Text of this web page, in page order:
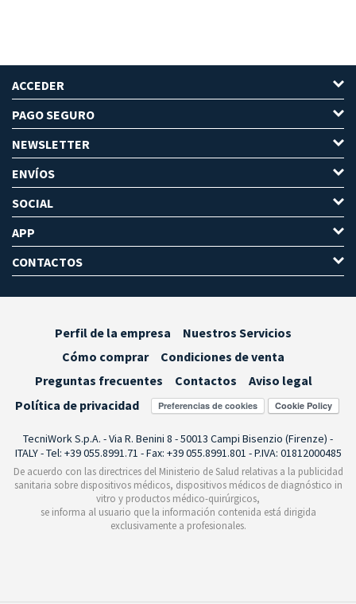
ACCEDER
PAGO SEGURO
NEWSLETTER
ENVÍOS
SOCIAL
APP
CONTACTOS
Perfil de la empresa
Nuestros Servicios
Cómo comprar
Condiciones de venta
Preguntas frecuentes
Contactos
Aviso legal
Política de privacidad
Preferencias de cookies
TecniWork S.p.A. - Via R. Benini 8 - 50013 Campi Bisenzio (Firenze) -
ITALY - Tel: +39 055.8991.71 - Fax: +39 055.8991.801 - P.IVA: 01812000485
De acuerdo con las directrices del Ministerio de Salud relativas a la publicidad
sanitaria sobre dispositivos médicos, dispositivos médicos de diagnóstico in
vitro y productos médico-quirúrgicos,
se informa al usuario que la información contenida está dirigida
exclusivamente a profesionales.